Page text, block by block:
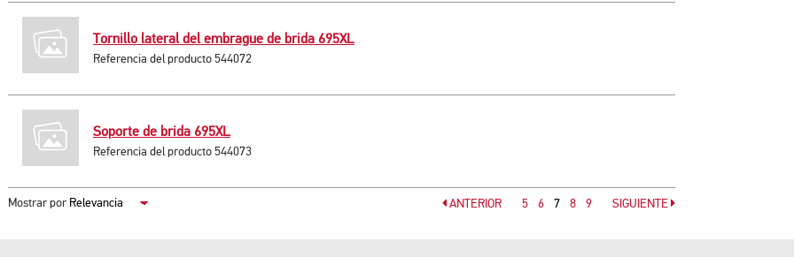
Tornillo lateral del embrague de brida 695XL
Referencia del producto 544072
Soporte de brida 695XL
Referencia del producto 544073
Mostrar por
ANTERIOR
Página
5 Página
6 7 Página
8 Página
9
SIGUIENTE